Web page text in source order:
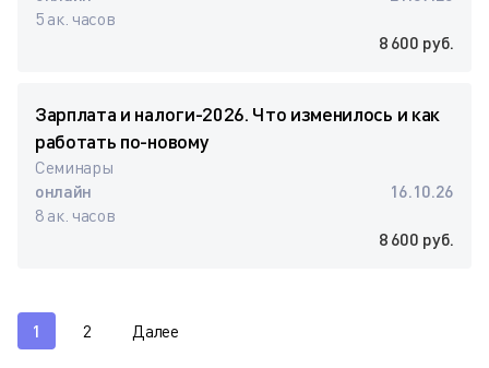
5 ак. часов
8 600 руб.
Зарплата и налоги-2026. Что изменилось и как
работать по-новому
Семинары
онлайн
8 ак. часов
16.10.26
8 600 руб.
1 2 Далее